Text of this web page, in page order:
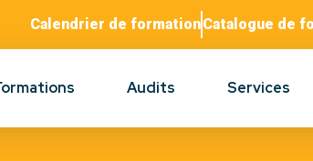
Calendrier de formationCatalogue de
Audits Services